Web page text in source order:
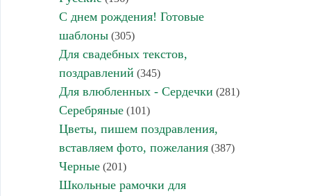
С днем рождения! Готовые
шаблоны(305)
Для свадебных текстов,
поздравлений (345)
Для влюбленных - Сердечки (281)
Серебряные(101)
Цветы, пишем поздравления,
вставляем фото, пожелания(387)
Черные(201)
Школьные рамочки для